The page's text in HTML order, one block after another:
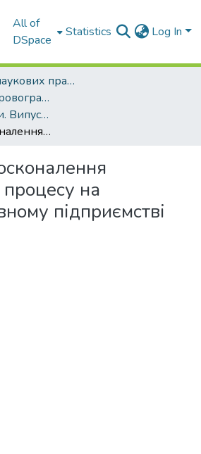
All of
DSpace
Statistics Log In
Збірники наукових праць ЦНТУ
Наукові праці Кіровоградського національного технічного університету. Економічні науки.
Економічні науки. Випуск 22. Частина 2. – 2012
Напрями вдосконалення бюджетного процесу на машинобудівному підприємстві
на
підприємстві